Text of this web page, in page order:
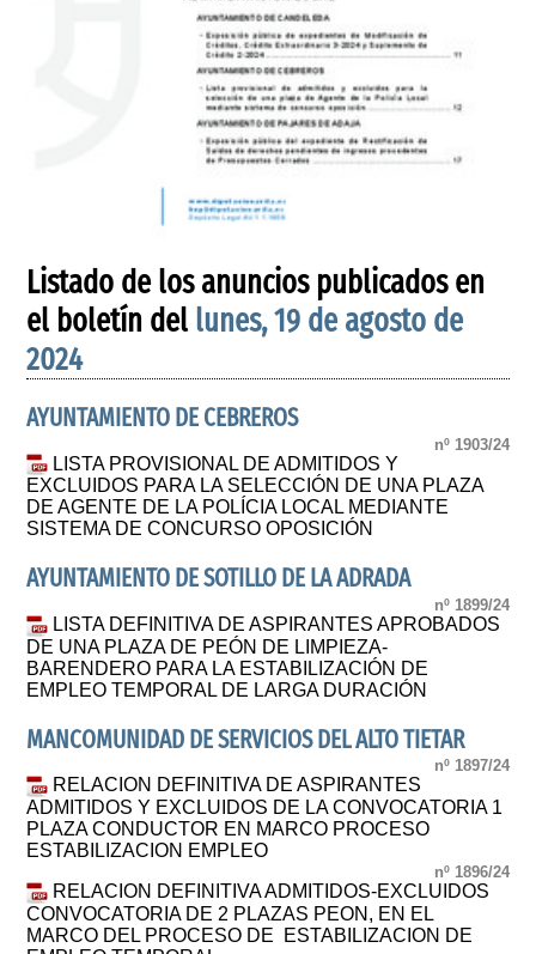
Listado de los anuncios publicados en
el boletín del lunes, 19 de agosto de
2024
AYUNTAMIENTO DE CEBREROS
nº 1903/24
LISTA PROVISIONAL DE ADMITIDOS Y
EXCLUIDOS PARA LA SELECCIÓN DE UNA PLAZA
DE AGENTE DE LA POLÍCIA LOCAL MEDIANTE
SISTEMA DE CONCURSO OPOSICIÓN
AYUNTAMIENTO DE SOTILLO DE LA ADRADA
nº 1899/24
LISTA DEFINITIVA DE ASPIRANTES APROBADOS
DE UNA PLAZA DE PEÓN DE LIMPIEZA-
BARENDERO PARA LA ESTABILIZACIÓN DE
EMPLEO TEMPORAL DE LARGA DURACIÓN
MANCOMUNIDAD DE SERVICIOS DEL ALTO TIETAR
nº 1897/24
RELACION DEFINITIVA DE ASPIRANTES
ADMITIDOS Y EXCLUIDOS DE LA CONVOCATORIA 1
PLAZA CONDUCTOR EN MARCO PROCESO
ESTABILIZACION EMPLEO
nº 1896/24
RELACION DEFINITIVA ADMITIDOS-EXCLUIDOS
CONVOCATORIA DE 2 PLAZAS PEON, EN EL
MARCO DEL PROCESO DE ESTABILIZACION DE